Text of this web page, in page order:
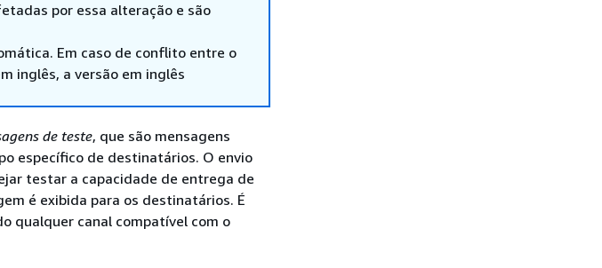
por essa alteração e são
Em caso de conflito entre o
inglês, a versão em inglês
de teste, que são mensagens
específico de destinatários. O envio
testar a capacidade de entrega de
é exibida para os destinatários. É
qualquer canal compatível com o